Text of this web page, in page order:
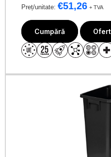
Preț/unitate: €51,26 + TVA
Cumpără